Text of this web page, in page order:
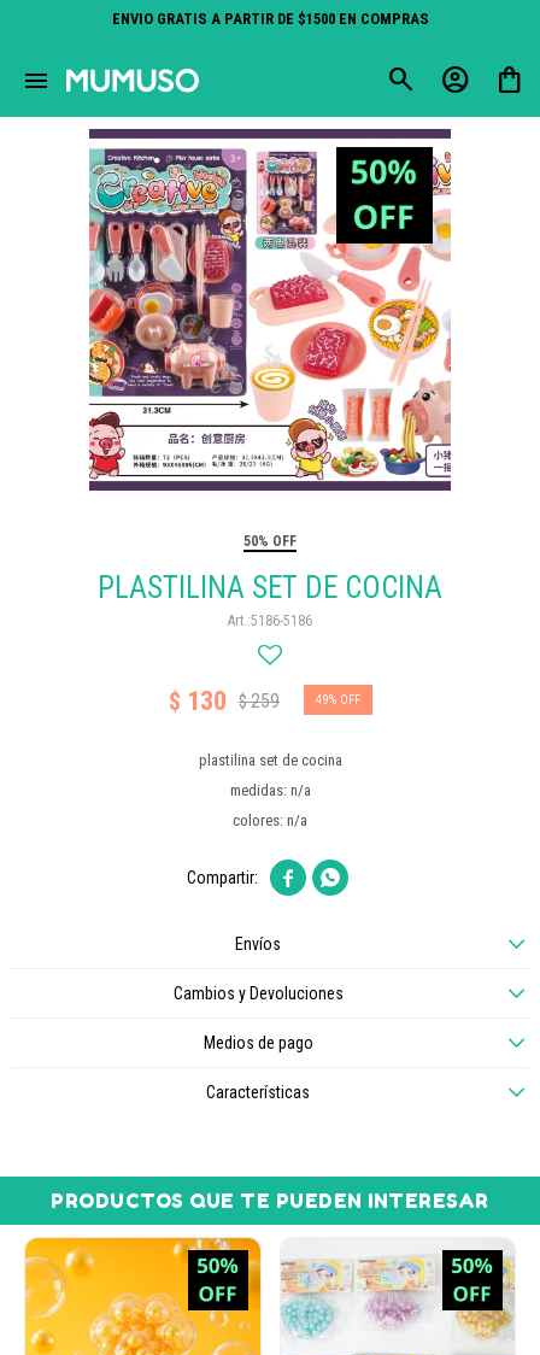
ENVIO GRATIS A PARTIR DE $1500 EN COMPRAS
menu
50% OFF
PLASTILINA SET DE COCINA
5186-5186
$ 130 $259 49
plastilina set de cocina
medidas: n/a
colores: n/a
 
Envíos
Cambios y Devoluciones
Medios de pago
Características
PRODUCTOS QUE TE PUEDEN INTERESAR
close